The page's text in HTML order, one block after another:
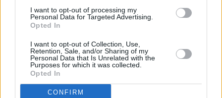
I want to opt-out of processing my
Personal Data for Targeted Advertising.
Opted In
I want to opt-out of Collection, Use,
Retention, Sale, and/or Sharing of my
Personal Data that Is Unrelated with the
Purposes for which it was collected.
Opted In
CONFIRM